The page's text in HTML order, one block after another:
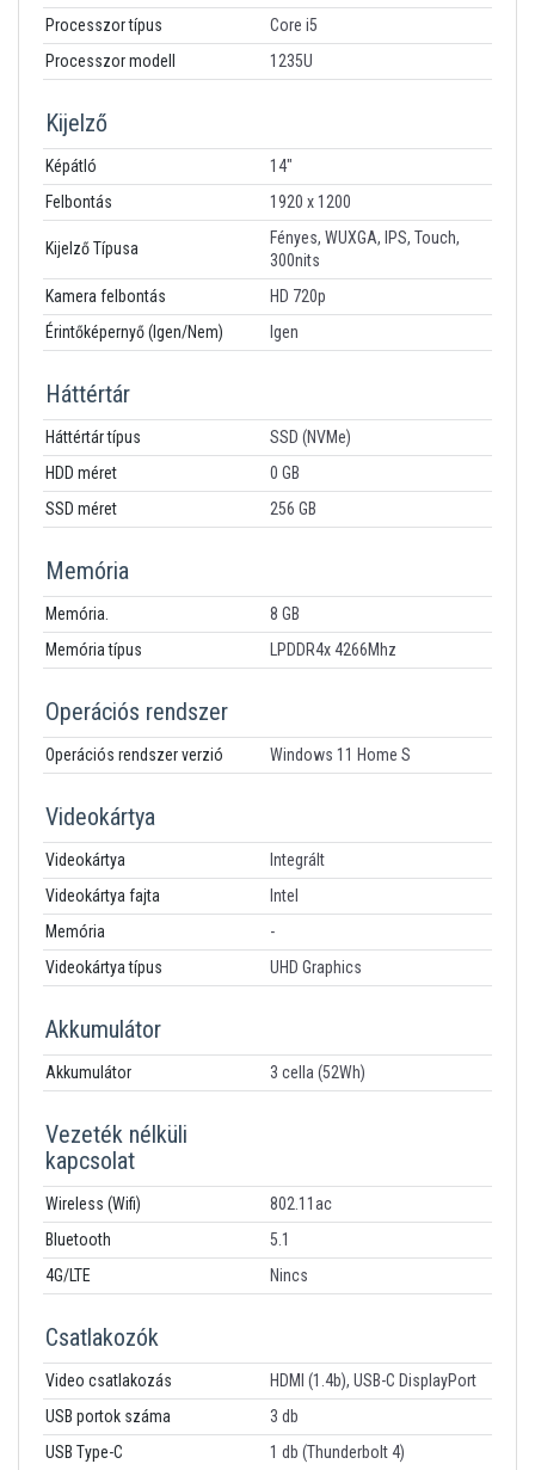
Processzor típus
Core i5
Processzor modell
1235U
Kijelző
Képátló
14"
Felbontás
1920 x 1200
Kijelző Típusa
Fényes, WUXGA, IPS, Touch,
300nits
Kamera felbontás
HD 720p
Érintőképernyő (Igen/Nem)
Igen
Háttértár
Háttértár típus
SSD (NVMe)
HDD méret
0 GB
SSD méret
256 GB
Memória
Memória.
8 GB
Memória típus
LPDDR4x 4266Mhz
Operációs rendszer
Operációs rendszer verzió Windows 11 Home S
Videokártya
Videokártya
Integrált
Videokártya fajta
Intel
Memória
-
Videokártya típus
UHD Graphics
Akkumulátor
Akkumulátor 3 cella (52Wh)
Vezeték nélküli
kapcsolat
Wireless (Wifi)
802.11ac
Bluetooth
5.1
4G/LTE
Nincs
Csatlakozók
Video csatlakozás
HDMI (1.4b), USB-C DisplayPort
USB portok száma
3 db
USB Type-C
1 db (Thunderbolt 4)